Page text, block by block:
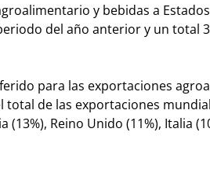
y bebidas a
del año anterior y un total
para las exportaciones
total de las exportaciones
Reino Unido (11%), Italia